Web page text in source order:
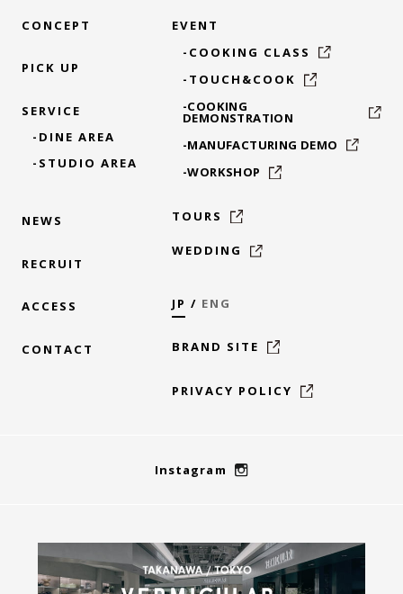
CONCEPT
PICK UP
SERVICE
-DINE AREA
-STUDIO AREA
NEWS
RECRUIT
ACCESS
CONTACT
EVENT
-COOKING CLASS
-TOUCH&COOK
-COOKING
DEMONSTRATION
-MANUFACTURING DEMO
-WORKSHOP
TOURS
WEDDING
JP / ENG
BRAND SITE
PRIVACY POLICY
Instagram